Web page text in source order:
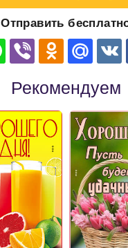
Отправить
Рекомендуем